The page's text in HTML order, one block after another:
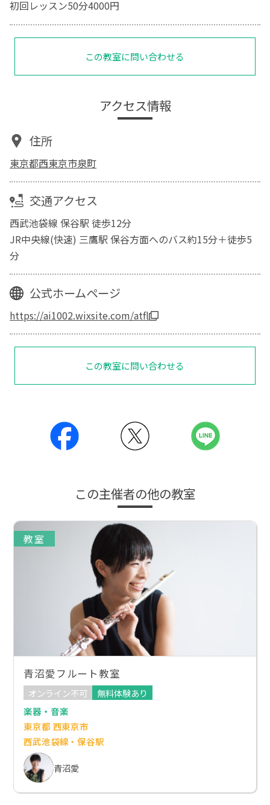
初回レッスン50分4000円
この教室に問い合わせる
アクセス情報
住所
東京都西東京市泉町
交通アクセス
西武池袋線 保谷駅 徒歩12分
JR中央線(快速) 三鷹駅 保谷方面へのバス約15分＋徒歩5
分
公式ホームページ
https://ai1002.wixsite.com/atfl
この教室に問い合わせる
この主催者の他の教室
教室
青沼愛フルート教室
オンライン不可
無料体験あり
楽器・音楽
東京都 西東京市
西武池袋線・保谷駅
青沼愛